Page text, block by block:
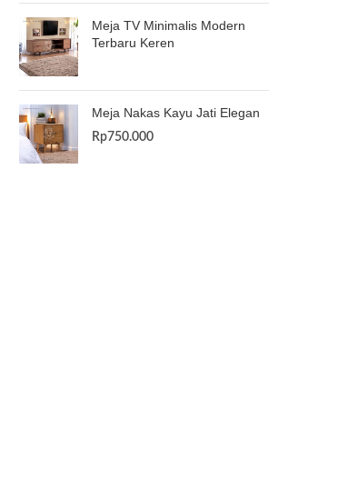
Meja TV Minimalis Modern
Terbaru Keren
Meja Nakas Kayu Jati Elegan
Rp750.000